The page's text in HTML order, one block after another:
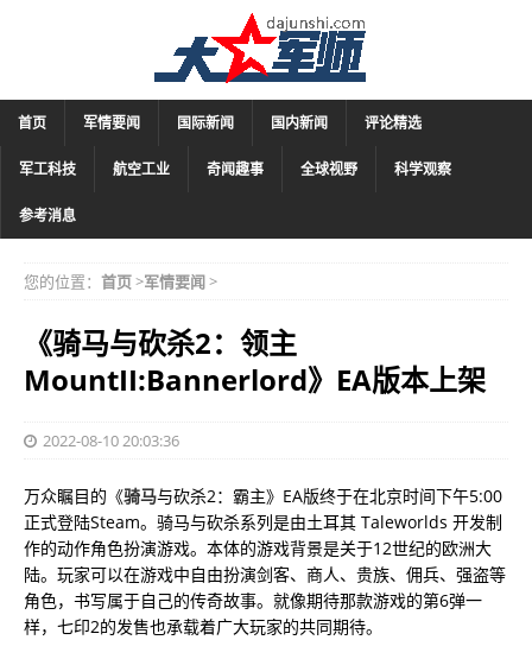
首页 军情要闻 国际新闻 国内新闻 评论精选
军工科技 航空工业 奇闻趣事 全球视野 科学观察
参考消息
您的位置： 首页>军情要闻>
《骑马与砍杀2：领主
MountII:Bannerlord》EA版本上架
2022-08-10 20:03:36
万众瞩目的《骑马与砍杀2：霸主》EA版终于在北京时间下午5:00
正式登陆Steam。骑马与砍杀系列是由土耳其 Taleworlds 开发制
作的动作角色扮演游戏。本体的游戏背景是关于12世纪的欧洲大
陆。玩家可以在游戏中自由扮演剑客、商人、贵族、佣兵、强盗等
角色，书写属于自己的传奇故事。就像期待那款游戏的第6弹一
样，七印2的发售也承载着广大玩家的共同期待。